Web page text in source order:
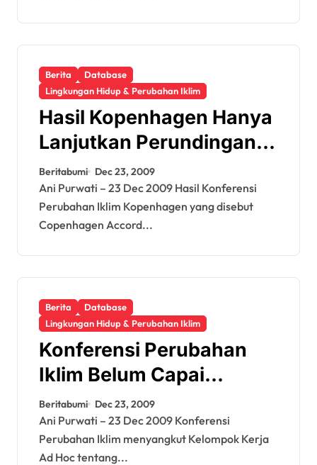
Berita
Database
Lingkungan Hidup & Perubahan Iklim
Hasil Kopenhagen Hanya
Lanjutkan Perundingan
Iklim, AS Tidak Mau
Pimpin Turunkan Emisi
Beritabumi Dec 23, 2009
Ani Purwati – 23 Dec 2009 Hasil Konferensi
Perubahan Iklim Kopenhagen yang disebut
Copenhagen Accord...
Berita
Database
Lingkungan Hidup & Perubahan Iklim
Konferensi Perubahan
Iklim Belum Capai
Kesepakatan, Hanya
Catat Copenhagen
Accord
Beritabumi Dec 23, 2009
Ani Purwati – 23 Dec 2009 Konferensi
Perubahan Iklim menyangkut Kelompok Kerja
Ad Hoc tentang...